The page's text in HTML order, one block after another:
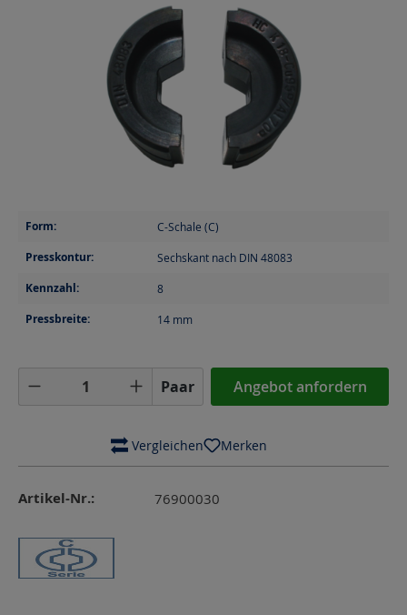
Form: C-Schale (C)
Presskontur: Sechskant nach DIN 48083
Kennzahl: 8
Pressbreite: 14 mm
Produkt Anzahl: Gib den gewünschten
Paar Angebot anfordern
Vergleichen Merken
Artikel-Nr.: 76900030